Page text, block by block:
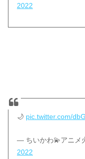
2022
🌙 pic.twitter.com/
— ちいかわ💫アニメ
2022